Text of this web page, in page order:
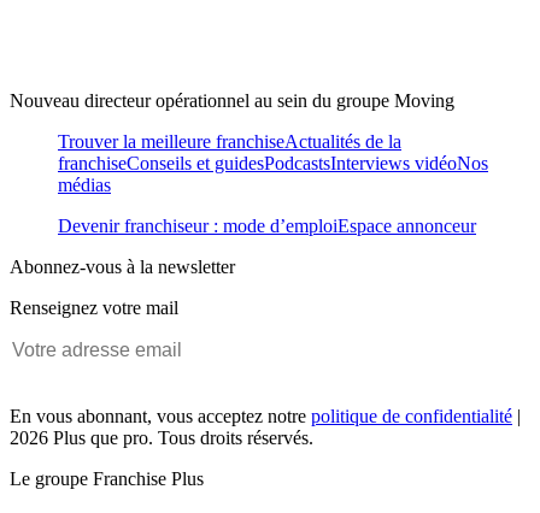
Nouveau directeur opérationnel au sein du groupe Moving
Trouver la meilleure franchiseActualités de la
franchiseConseils et guidesPodcastsInterviews vidéoNos
médias
Devenir franchiseur : mode d’emploiEspace annonceur
Abonnez-vous à la newsletter
Renseignez votre mail
En vous abonnant, vous acceptez notre politique de confidentialité |
2026 Plus que pro. Tous droits réservés.
Le groupe Franchise Plus